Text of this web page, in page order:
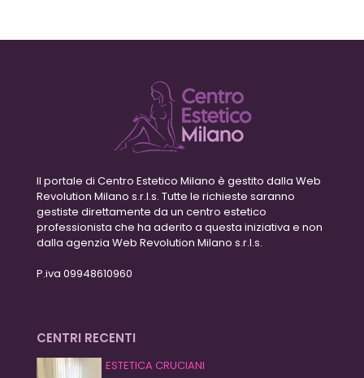
Il portale di Centro Estetico Milano è gestito dalla Web
Revolution Milano s.r.l.s. Tutte le richieste saranno
gestiste direttamente da un centro estetico
professionista che ha aderito a questa iniziativa e non
dalla agenzia Web Revolution Milano s.r.l.s.
P.iva 09948610960
CENTRI RECENTI
ESTETICA CRUCIANI